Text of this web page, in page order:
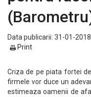
Data publicarii: 31-01-2018 |
Print
Criza de pe piata fortei
firmele vor duce un
estimeaza oamenii de